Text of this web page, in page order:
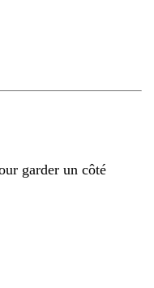
garder un côté